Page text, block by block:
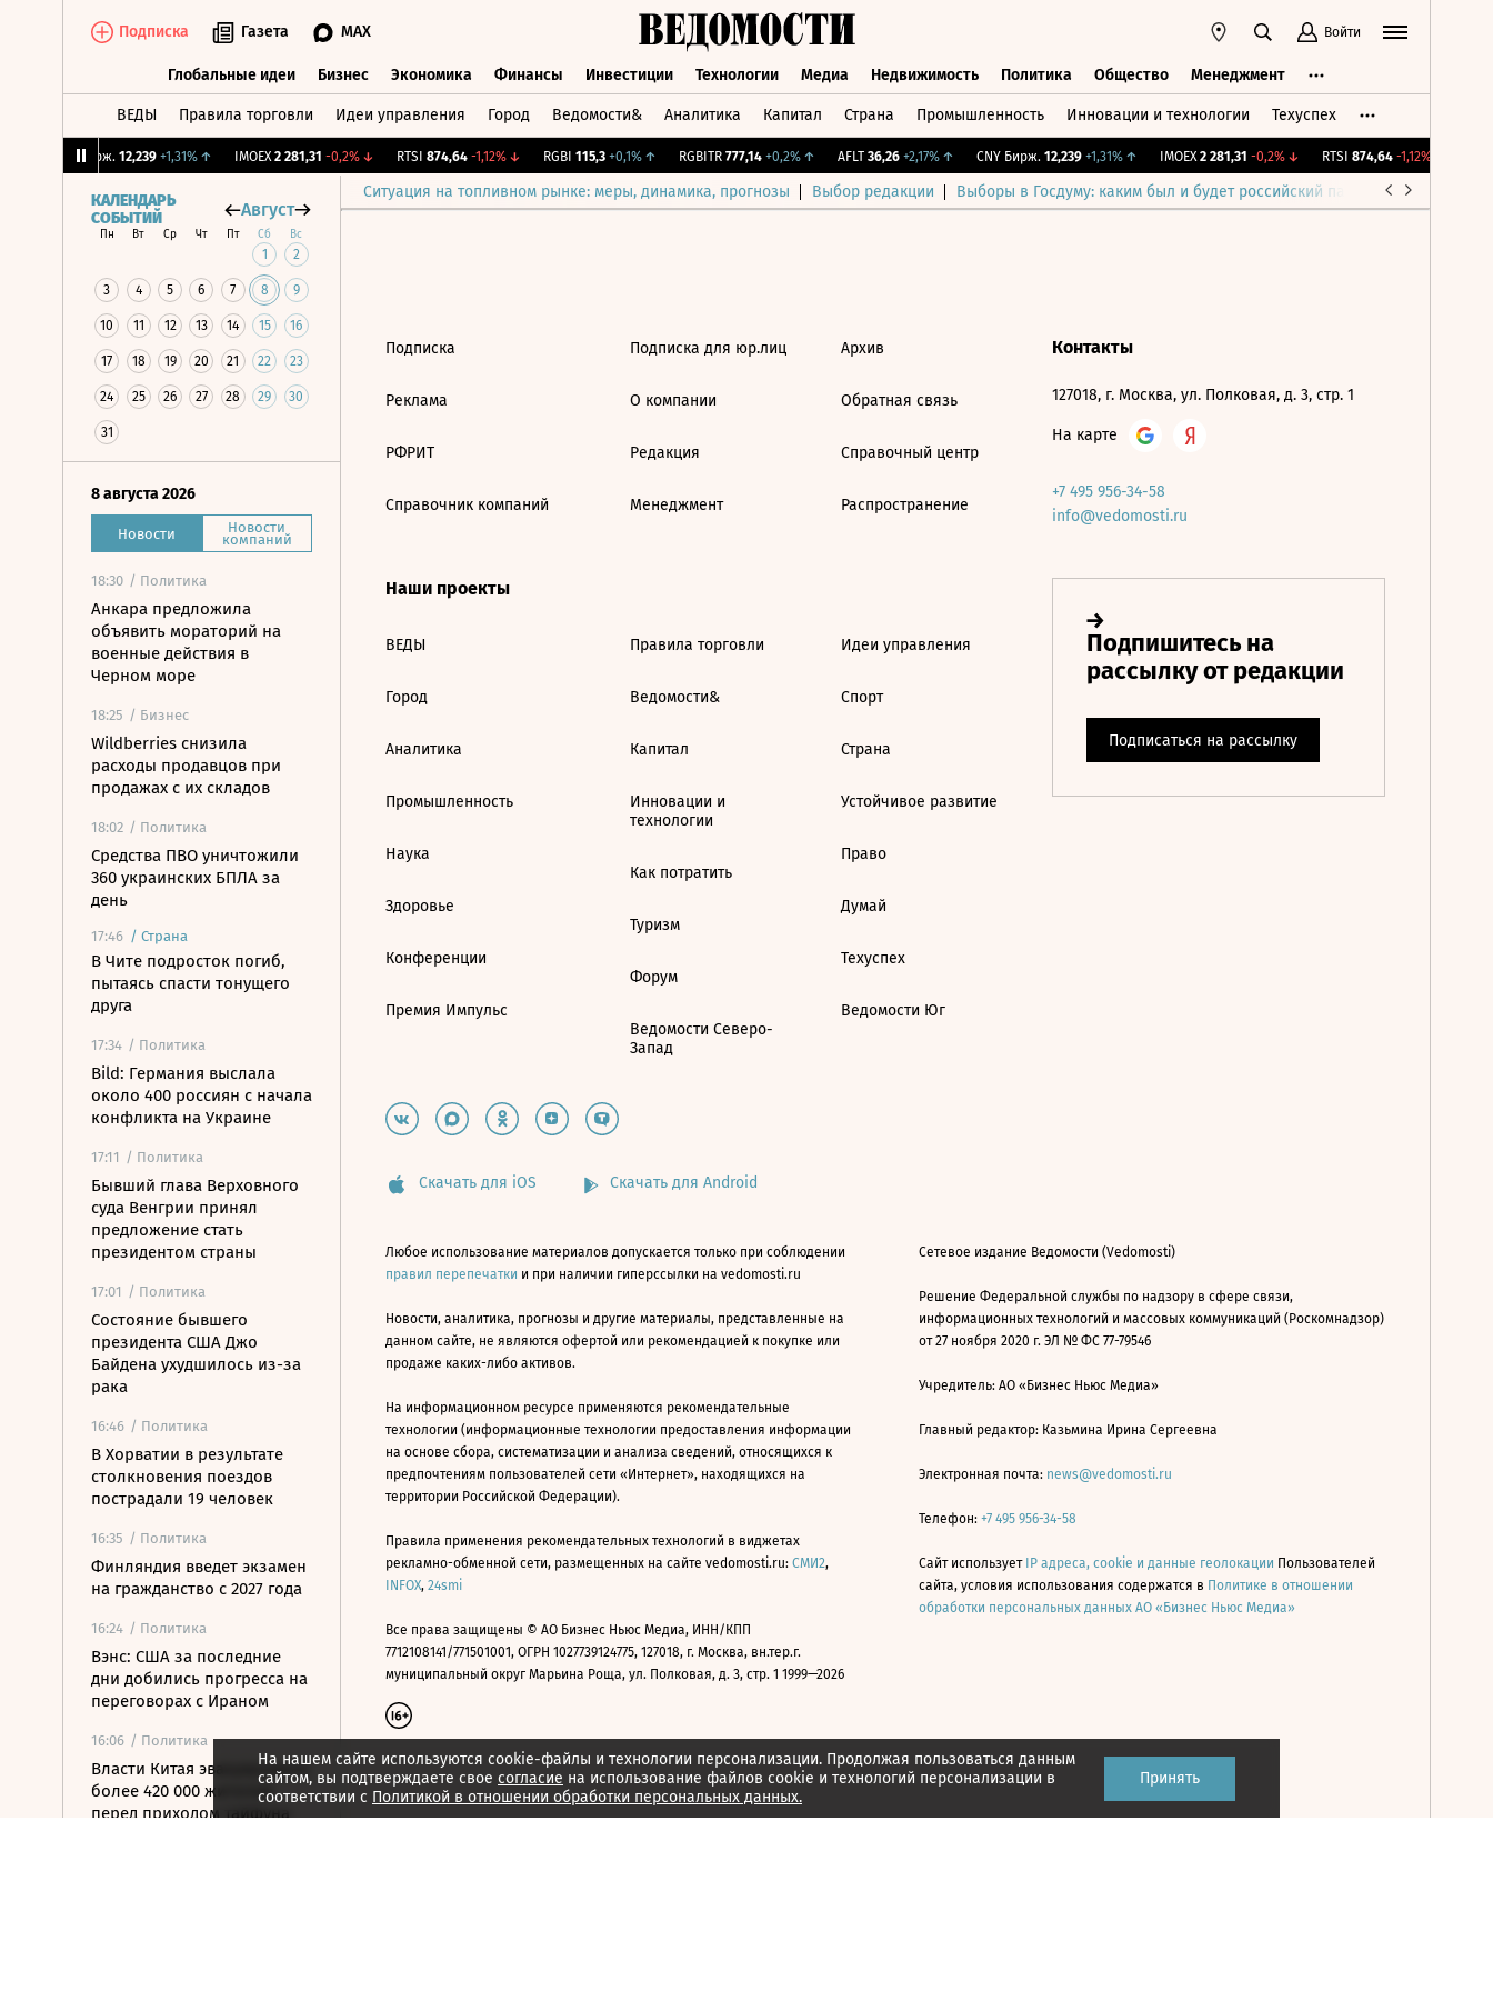
Подписка Газета MAX Войти
Глобальные идеи Бизнес Экономика Финансы Инвестиции Технологии Медиа Недвижимость Политика Общество Менеджмент
ВЕДЫ Правила торговли Идеи управления Город Ведомости& Аналитика Капитал Страна Промышленность Инновации и технологии Техуспех
CNY Бирж. 12,239 +1,31%↑ IMOEX 2 281,31 -0,2%↓ RTSI 874,64 -1,12%↓ RGBI 115,3 +0,1%↑ RGBITR 777,14 +0,2%↑ AFLT 36,26 +2,17%↑ CNY Бирж. 12,239 +1,31%↑ IMOEX 2 281,31 -0,2%↓ RTSI 874,64 -1,12%↓
Ситуация на топливном рынке: меры, динамика, прогнозы Выбор редакции Выборы в Госдуму: каким был и будет российский парламент
КАЛЕНДАРЬ
СОБЫТИЙ
Август
Пн Вт Ср Чт Пт Сб Вс
1 2
3 4 5 6 7 8 9
10 11 12 13 14 15 16
17 18 19 20 21 22 23
24 25 26 27 28 29 30
31
8 августа 2026
Новости Новости
компаний
18:30 / Политика
Анкара предложила
объявить мораторий на
военные действия в
Черном море
18:25 / Бизнес
Wildberries снизила
расходы продавцов при
продажах с их складов
18:02 / Политика
Средства ПВО уничтожили
360 украинских БПЛА за
день
17:46 / Страна
В Чите подросток погиб,
пытаясь спасти тонущего
друга
17:34 / Политика
Bild: Германия выслала
около 400 россиян с начала
конфликта на Украине
17:11 / Политика
Бывший глава Верховного
суда Венгрии принял
предложение стать
президентом страны
17:01 / Политика
Состояние бывшего
президента США Джо
Байдена ухудшилось из-за
рака
16:46 / Политика
В Хорватии в результате
столкновения поездов
пострадали 19 человек
16:35 / Политика
Финляндия введет экзамен
на гражданство с 2027 года
16:24 / Политика
Вэнс: США за последние
дни добились прогресса на
переговорах с Ираном
16:06 / Политика
Власти Китая эвакуировали
более 420 000 жителей
перед приходом тайфуна
На нашем сайте используются cookie-файлы и технологии персонализации. Продолжая пользоваться данным
сайтом, вы подтверждаете свое согласие на использование файлов cookie и технологий персонализации в
соответствии с Политикой в отношении обработки персональных данных.
Принять
Подписка
Реклама
РФРИТ
Справочник компаний
Подписка для юр.лиц
О компании
Редакция
Менеджмент
Архив
Обратная связь
Справочный центр
Распространение
Наши проекты
ВЕДЫ
Город
Аналитика
Промышленность
Наука
Здоровье
Конференции
Премия Импульс
Правила торговли
Ведомости&
Капитал
Инновации и
технологии
Как потратить
Туризм
Форум
Ведомости Северо-
Запад
Идеи управления
Спорт
Страна
Устойчивое развитие
Право
Думай
Техуспех
Ведомости Юг
Контакты
127018, г. Москва, ул. Полковая, д. 3, стр. 1
На карте
+7 495 956-34-58
info@vedomosti.ru
Скачать для iOS Скачать для Android
Любое использование материалов допускается только при соблюдении
правил перепечатки и при наличии гиперссылки на vedomosti.ru
Новости, аналитика, прогнозы и другие материалы, представленные на
данном сайте, не являются офертой или рекомендацией к покупке или
продаже каких-либо активов.
На информационном ресурсе применяются рекомендательные
технологии (информационные технологии предоставления информации
на основе сбора, систематизации и анализа сведений, относящихся к
предпочтениям пользователей сети «Интернет», находящихся на
территории Российской Федерации).
Правила применения рекомендательных технологий в виджетах
рекламно-обменной сети, размещенных на сайте vedomosti.ru: СМИ2,
INFOX, 24smi
Все права защищены © АО Бизнес Ньюс Медиа, ИНН/КПП
7712108141/771501001, ОГРН 1027739124775, 127018, г. Москва, вн.тер.г.
муниципальный округ Марьина Роща, ул. Полковая, д. 3, стр. 1 1999—2026
Сетевое издание Ведомости (Vedomosti)
Решение Федеральной службы по надзору в сфере связи,
информационных технологий и массовых коммуникаций (Роскомнадзор)
от 27 ноября 2020 г. ЭЛ № ФС 77-79546
Учредитель: АО «Бизнес Ньюс Медиа»
Главный редактор: Казьмина Ирина Сергеевна
Электронная почта: news@vedomosti.ru
Телефон: +7 495 956-34-58
Сайт использует IP адреса, cookie и данные геолокации Пользователей
сайта, условия использования содержатся в Политике в отношении
обработки персональных данных АО «Бизнес Ньюс Медиа»